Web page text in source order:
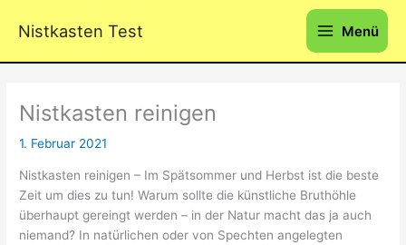
InhaltNistkasten Test Menü
Nistkasten reinigen
1. Februar 2021
Nistkasten reinigen – Im Spätsommer und Herbst ist die beste
Zeit um dies zu tun! Warum sollte die künstliche Bruthöhle
überhaupt gereingt werden – in der Natur macht das ja auch
niemand? In natürlichen oder von Spechten angelegten